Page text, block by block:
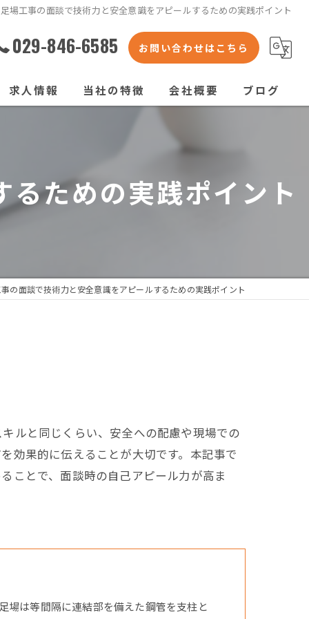
足場工事の面談で技術力と安全意識をアピールするための実践ポイント
029-846-6585 お問い合わせはこちら
求人情報 当社の特徴
次世代足場
会社概要 ブログ
ための実践ポイント
の面談で技術力と安全意識をアピールするための実践ポイント
ルと同じくらい、安全への配慮や現場での
効果的に伝えることが大切です。本記事で
ことで、面談時の自己アピール力が高ま
場は等間隔に連結部を備えた鋼管を支柱と